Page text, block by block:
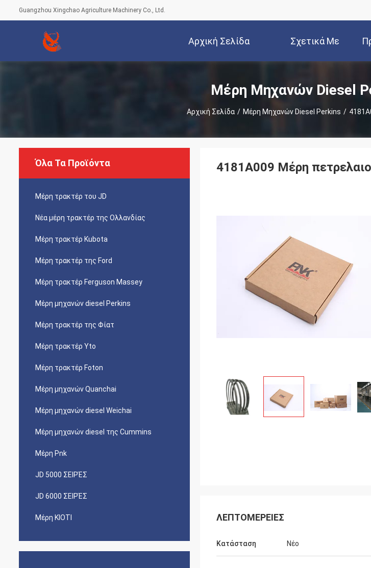
Guangzhou Xingchao Agriculture Machinery Co., Ltd.
Αρχική Σελίδα Σχετικά Με
Εμάς
Μέρη Μηχανών Diesel
Αρχική Σελίδα / Μέρη Μηχανών Diesel Perkins /
Όλα Τα Προϊόντα
Μέρη τρακτέρ του JD
Νέα μέρη τρακτέρ της Ολλανδίας
Μέρη τρακτέρ Kubota
Μέρη τρακτέρ της Ford
Μέρη τρακτέρ Ferguson Massey
Μέρη μηχανών diesel Perkins
Μέρη τρακτέρ της Φίατ
Μέρη τρακτέρ Yto
Μέρη τρακτέρ Foton
Μέρη μηχανών Quanchai
Μέρη μηχανών diesel Weichai
Μέρη μηχανών diesel της Cummins
Μέρη Pnk
JD 5000 ΣΕΙΡΈΣ
JD 6000 ΣΕΙΡΈΣ
Μέρη ΚΙΟΤΙ
4181Α009 Μέρη
ΛΕΠΤΟΜΈΡΕΙΕΣ
Κατάσταση Νέο